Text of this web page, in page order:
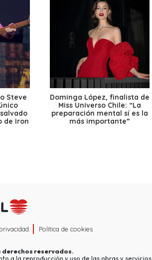
Steve
de Iron
Dominga López, finalista de
Miss Universo Chile: “La
preparación mental sí es la
más importante”
Política de cookies
derechos reservados.
a la reproducción y uso de las obras y servicios